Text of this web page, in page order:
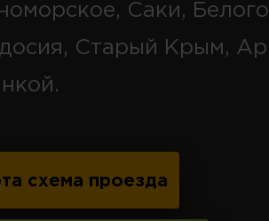
Саки,
Старый Крым,
схема проезда